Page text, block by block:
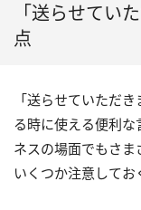
「送らせてい
点
「送らせていただ
る時に使える便利
ネスの場面でもさま
いくつか注意してお